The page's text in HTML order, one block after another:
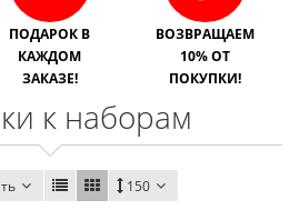
ПОДАРОК В
КАЖДОМ
ЗАКАЗЕ!
ВОЗВРАЩАЕМ
10% ОТ
ПОКУПКИ!
к наборам
150